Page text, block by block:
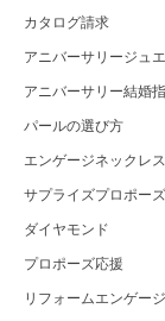
カタログ請求
アニバーサリージュ
アニバーサリー結婚
パールの選び方
エンゲージネックレス
サプライズプロポー
ダイヤモンド
プロポーズ応援
リフォームエンゲー